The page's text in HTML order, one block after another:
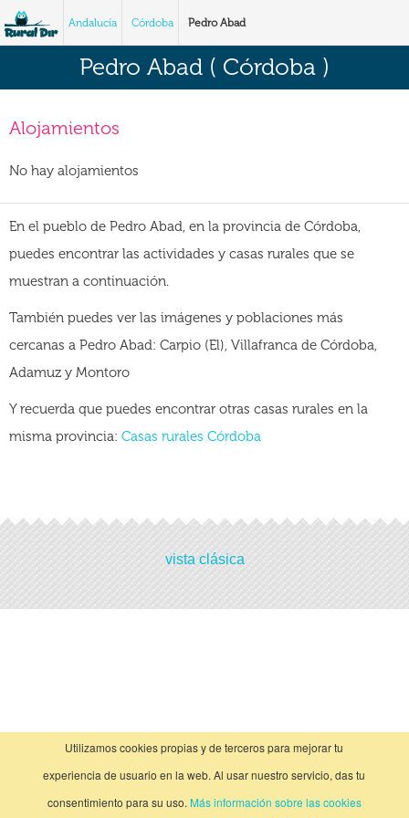
Andalucía Córdoba Pedro Abad
Pedro Abad ( Córdoba )
Alojamientos
No hay alojamientos
En el pueblo de Pedro Abad, en la provincia de Córdoba,
puedes encontrar las actividades y casas rurales que se
muestran a continuación.
También puedes ver las imágenes y poblaciones más
cercanas a Pedro Abad: Carpio (El), Villafranca de Córdoba,
Adamuz y Montoro
Y recuerda que puedes encontrar otras casas rurales en la
misma provincia: Casas rurales Córdoba
Actividades
No hay actividades
Utilizamos cookies propias y de terceros para mejorar tu
experiencia de usuario en la web. Al usar nuestro servicio, das tu
consentimiento para su uso. Más información sobre las cookies
vista clásica